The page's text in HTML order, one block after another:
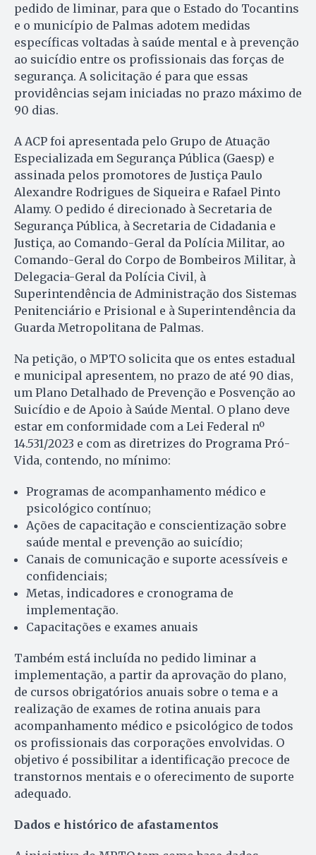
pedido de liminar, para que o Estado do Tocantins
e o município de Palmas adotem medidas
específicas voltadas à saúde mental e à prevenção
ao suicídio entre os profissionais das forças de
segurança. A solicitação é para que essas
providências sejam iniciadas no prazo máximo de
90 dias.
A ACP foi apresentada pelo Grupo de Atuação
Especializada em Segurança Pública (Gaesp) e
assinada pelos promotores de Justiça Paulo
Alexandre Rodrigues de Siqueira e Rafael Pinto
Alamy. O pedido é direcionado à Secretaria de
Segurança Pública, à Secretaria de Cidadania e
Justiça, ao Comando-Geral da Polícia Militar, ao
Comando-Geral do Corpo de Bombeiros Militar, à
Delegacia-Geral da Polícia Civil, à
Superintendência de Administração dos Sistemas
Penitenciário e Prisional e à Superintendência da
Guarda Metropolitana de Palmas.
Na petição, o MPTO solicita que os entes estadual
e municipal apresentem, no prazo de até 90 dias,
um Plano Detalhado de Prevenção e Posvenção ao
Suicídio e de Apoio à Saúde Mental. O plano deve
estar em conformidade com a Lei Federal nº
14.531/2023 e com as diretrizes do Programa Pró-
Vida, contendo, no mínimo:
Programas de acompanhamento médico e
psicológico contínuo;
Ações de capacitação e conscientização sobre
saúde mental e prevenção ao suicídio;
Canais de comunicação e suporte acessíveis e
confidenciais;
Metas, indicadores e cronograma de
implementação.
Capacitações e exames anuais
Também está incluída no pedido liminar a
implementação, a partir da aprovação do plano,
de cursos obrigatórios anuais sobre o tema e a
realização de exames de rotina anuais para
acompanhamento médico e psicológico de todos
os profissionais das corporações envolvidas. O
objetivo é possibilitar a identificação precoce de
transtornos mentais e o oferecimento de suporte
adequado.
Dados e histórico de afastamentos